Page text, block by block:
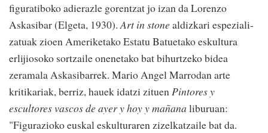
figuratiboko adierazle gorentzat jo izan da Lorenzo
Askasibar (Elgeta, 1930).Art in stonealdizkari espeziali-
zatuak zioen Ameriketako Estatu Batuetako eskultura
erlijiosoko sortzaile onenetako bat bihurtzeko bidea
zeramala Askasibarrek. Mario Angel Marrodan arte
kritikariak, berriz, hauek idatzi zituenPintores y
escultores vascos de ayer y hoy y mañana liburuan:
"Figurazioko euskal eskulturaren zizelkatzaile bat da.